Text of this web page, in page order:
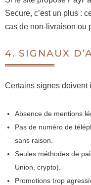
Secure, c’est un plus :
cas de non-livraison ou
4. SIGNAUX
Certains signes doivent
Absence de mentions
Pas de numéro de
sans raison.
Seules méthodes de
Union, crypto).
Promotions trop